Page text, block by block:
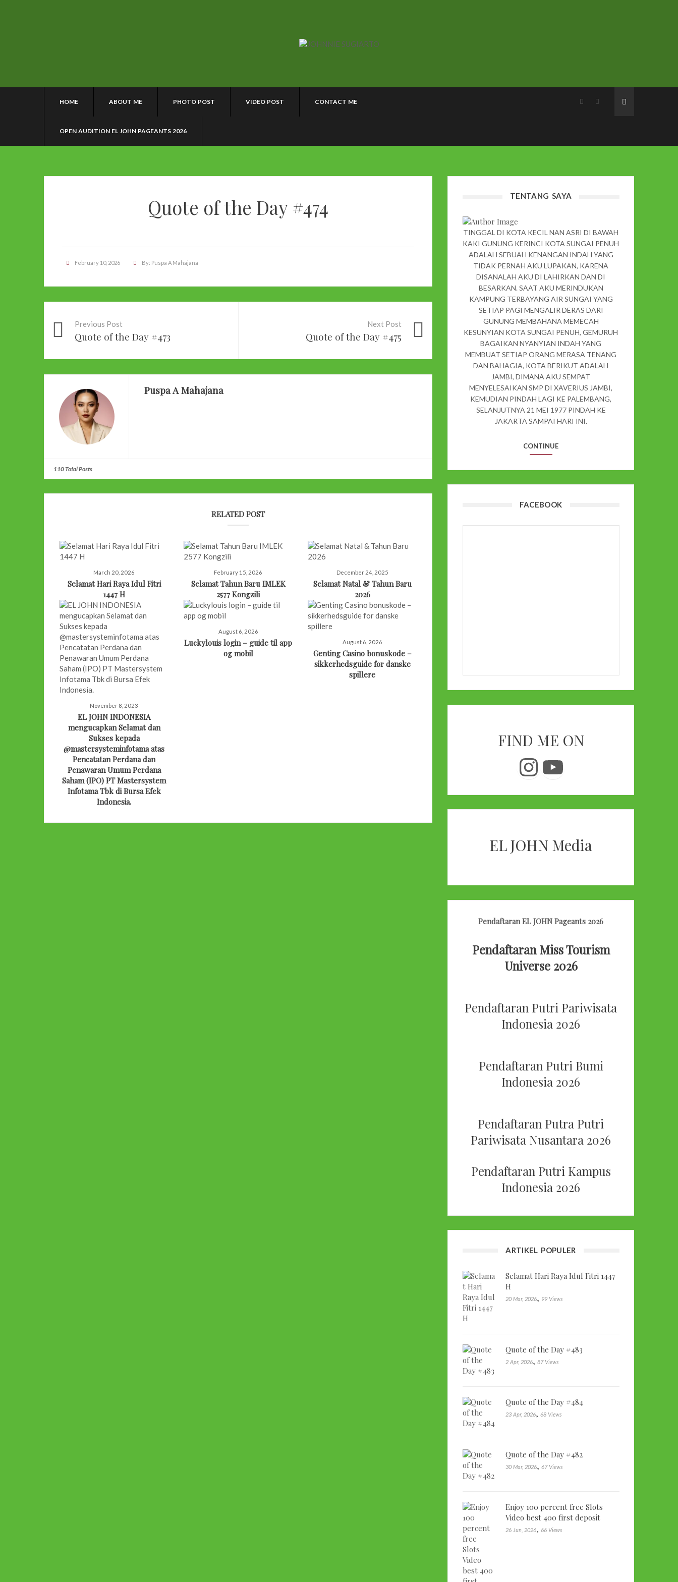
HOME ABOUT ME PHOTO POST VIDEO POST CONTACT ME
OPEN AUDITION EL JOHN PAGEANTS 2026
Quote of the Day #474
February 10, 2026 By: Puspa A Mahajana
Previous Post
Quote of the Day #473
Next Post
Quote of the Day #475
Puspa A Mahajana
110 Total Posts
RELATED POST
March 20, 2026
Selamat Hari Raya Idul Fitri
1447 H
February 15, 2026
Selamat Tahun Baru IMLEK
2577 Kongzili
December 24, 2025
Selamat Natal & Tahun Baru
2026
November 8, 2023
EL JOHN INDONESIA
mengucapkan Selamat dan
Sukses kepada
@mastersysteminfotama atas
Pencatatan Perdana dan
Penawaran Umum Perdana
Saham (IPO) PT Mastersystem
Infotama Tbk di Bursa Efek
Indonesia.
August 6, 2026
Luckylouis login – guide til app
og mobil
August 6, 2026
Genting Casino bonuskode –
sikkerhedsguide for danske
spillere
TENTANG SAYA
TINGGAL DI KOTA KECIL NAN ASRI DI BAWAH
KAKI GUNUNG KERINCI KOTA SUNGAI PENUH
ADALAH SEBUAH KENANGAN INDAH YANG
TIDAK PERNAH AKU LUPAKAN, KARENA
DISANALAH AKU DI LAHIRKAN DAN DI
BESARKAN. SAAT AKU MERINDUKAN
KAMPUNG TERBAYANG AIR SUNGAI YANG
SETIAP PAGI MENGALIR DERAS DARI
GUNUNG MEMBAHANA MEMECAH
KESUNYIAN KOTA SUNGAI PENUH, GEMURUH
BAGAIKAN NYANYIAN INDAH YANG
MEMBUAT SETIAP ORANG MERASA TENANG
DAN BAHAGIA, KOTA BERIKUT ADALAH
JAMBI, DIMANA AKU SEMPAT
MENYELESAIKAN SMP DI XAVERIUS JAMBI,
KEMUDIAN PINDAH LAGI KE PALEMBANG,
SELANJUTNYA 21 MEI 1977 PINDAH KE
JAKARTA SAMPAI HARI INI.
CONTINUE
FACEBOOK
FIND ME ON
Instagram
YouTube
EL JOHN Media
Pendaftaran EL JOHN Pageants 2026
Pendaftaran Miss Tourism
Universe 2026
Pendaftaran Putri Pariwisata
Indonesia 2026
Pendaftaran Putri Bumi
Indonesia 2026
Pendaftaran Putra Putri
Pariwisata Nusantara 2026
Pendaftaran Putri Kampus
Indonesia 2026
ARTIKEL POPULER
Selamat Hari Raya Idul Fitri 1447
H
20 Mar, 2026, 99 Views
Quote of the Day #483
2 Apr, 2026, 87 Views
Quote of the Day #484
23 Apr, 2026, 68 Views
Quote of the Day #482
30 Mar, 2026, 67 Views
Enjoy 100 percent free Slots
Video best 400 first deposit
bonu…
26 Jun, 2026, 66 Views